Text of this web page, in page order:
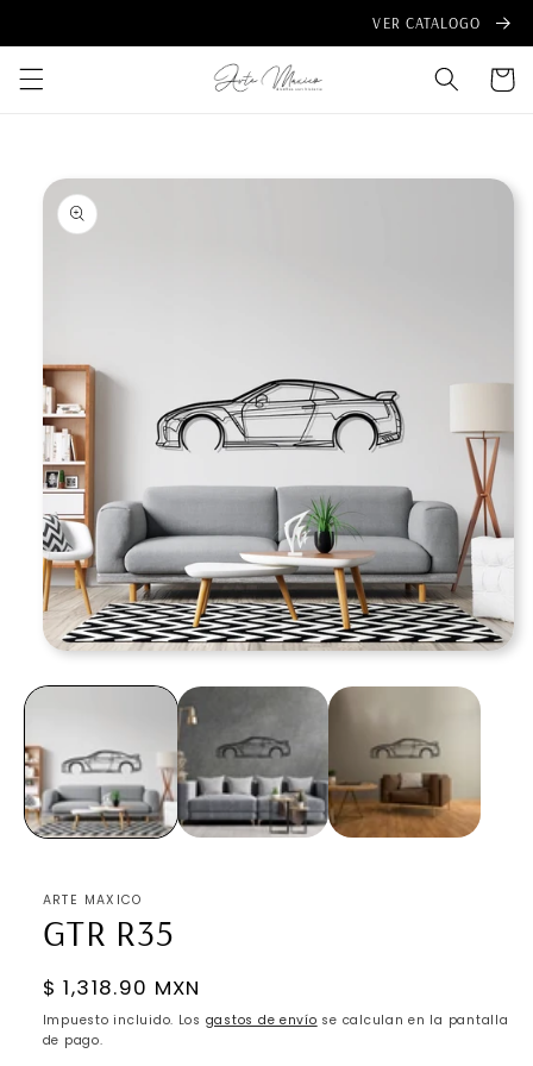
al contenido
VER CATALOGO
Carrito
directamente
información
del producto
Abrir
una
ventana
modal
ARTE MAXICO
GTR R35
Precio
habitual
$ 1,318.90 MXN
Impuesto incluido. Los gastos de envío se calculan en la pantalla
de pago.